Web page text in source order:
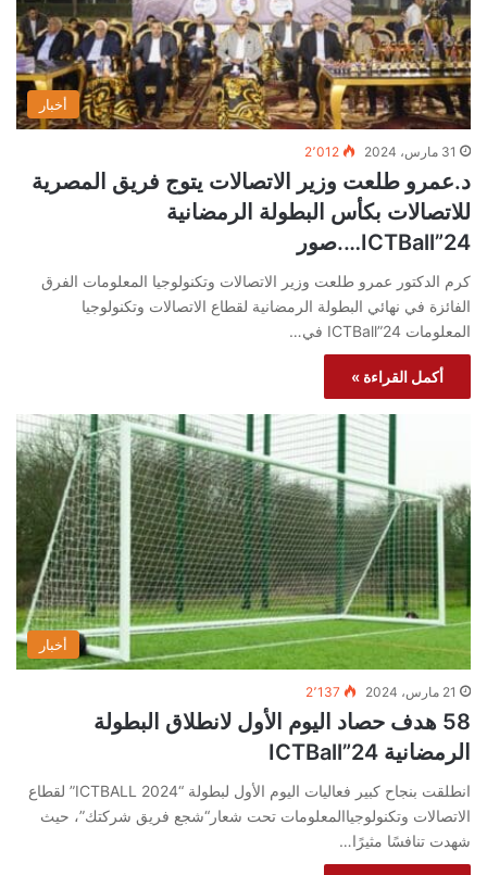
أخبار
31 مارس، 2024 2٬012
د.عمرو طلعت وزير الاتصالات يتوج فريق المصرية
للاتصالات بكأس البطولة الرمضانية
ICTBall”24….صور
كرم الدكتور عمرو طلعت وزير الاتصالات وتكنولوجيا المعلومات الفرق
الفائزة في نهائي البطولة الرمضانية لقطاع الاتصالات وتكنولوجيا
المعلومات ICTBall”24 في…
أكمل القراءة »
أخبار
21 مارس، 2024 2٬137
58 هدف حصاد اليوم الأول لانطلاق البطولة
الرمضانية ICTBall”24
انطلقت بنجاح كبير فعاليات اليوم الأول لبطولة “ICTBALL 2024” لقطاع
الاتصالات وتكنولوجياالمعلومات تحت شعار“شجع فريق شركتك”، حيث
شهدت تنافسًا مثيرًا…